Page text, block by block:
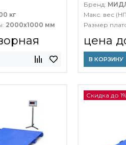
кг
2000х1000 мм
Бренд:
Макс. вес
Размер
цена
В КОРЗИНУ
Скидка до